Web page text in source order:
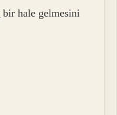
bir hale gelmesini